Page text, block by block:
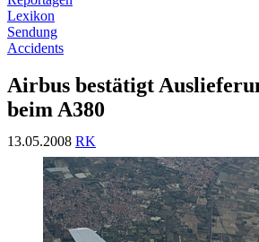
Lexikon
Sendung
Accidents
Airbus bestätigt
beim A380
13.05.2008 RK